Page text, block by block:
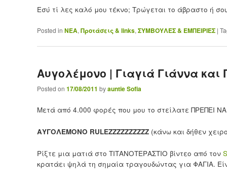
Εσύ τί λες καλό μου τέκνο; Τρώγεται το άβραστο ή
Posted in ΝΕΑ, Προτάσεις & links, ΣΥΜΒΟΥΛΕΣ & ΕΜΠΕΙΡΙΕΣ |
Αυγολέμονο | Γιαγιά Γιάννα και
Posted on 17/08/2011 byauntie Sofia
Μετά από 4.000 φορές που μου το στείλατε ΠΡΕΠΕΙ
ΑΥΓΟΛΕΜΟΝΟ RULEZZZZZZZZZZ(κάνω και δήθεν
Ρίξτε μια ματιά στο ΤΙΤΑΝΟΤΕΡΑΣΤΙΟ βίντεο από τον
κρατάει ψηλά τη σημαία τραγουδώντας για ΦΑΓΙΑ.